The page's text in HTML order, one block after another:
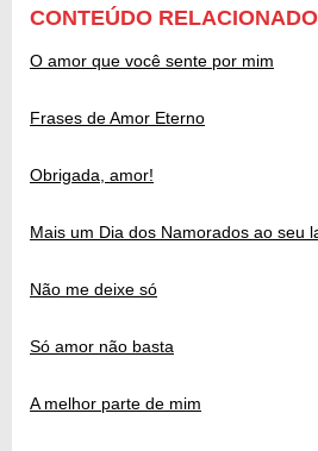
CONTEÚDO RELACIONADO
O amor que você sente por mim
Frases de Amor Eterno
Obrigada, amor!
Mais um Dia dos Namorados ao seu
Não me deixe só
Só amor não basta
A melhor parte de mim